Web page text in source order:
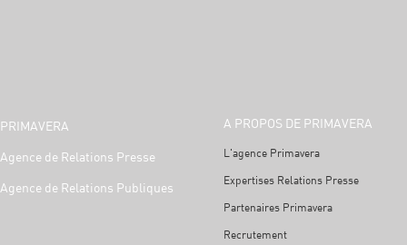
PRIMAVERA
Agence de Relations Presse
Agence de Relations Publiques
A PROPOS DE PRIMAVERA
L'agence Primavera
Expertises Relations Presse
Partenaires Primavera
Recrutement